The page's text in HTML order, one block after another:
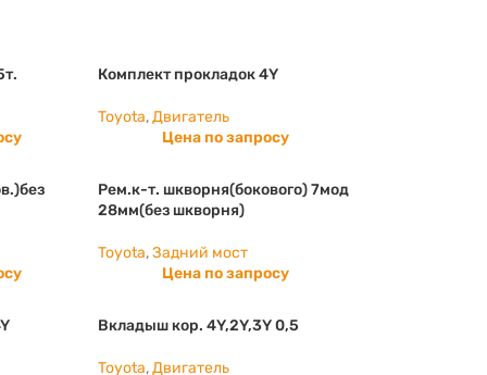
Комплект прокладок 4Y
Toyota, Двигатель
Цена по запросу
Рем.к-т. шкворня(бокового) 7мод
28мм(без шкворня)
Toyota, Задний мост
Цена по запросу
Вкладыш кор. 4Y,2Y,3Y 0,5
Toyota, Двигатель